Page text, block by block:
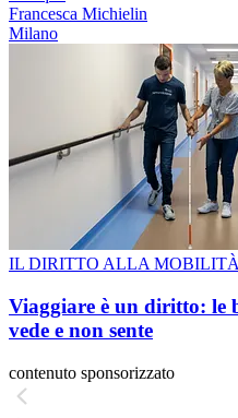
Francesca Michielin
Milano
IL DIRITTO ALLA MOBILITÀ
Viaggiare è un diritto: le
vede e non sente
contenuto sponsorizzato